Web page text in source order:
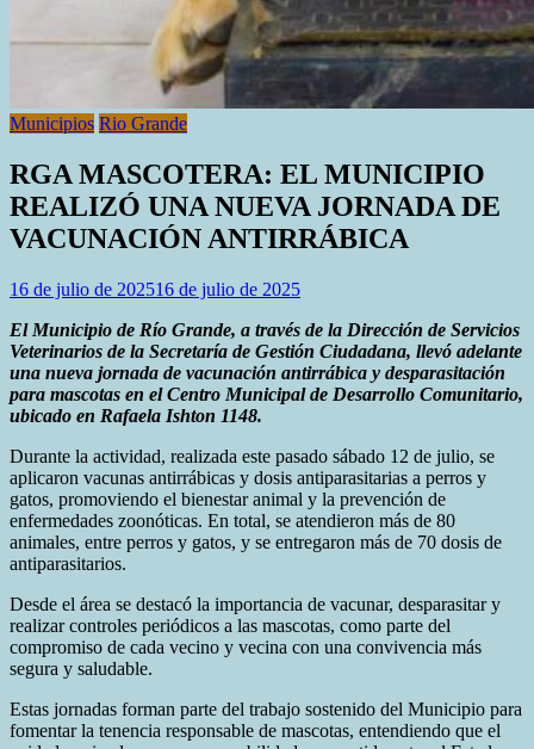
Municipios Rio Grande
RGA MASCOTERA: EL MUNICIPIO
REALIZÓ UNA NUEVA JORNADA DE
VACUNACIÓN ANTIRRÁBICA
16 de julio de 202516 de julio de 2025
El Municipio de Río Grande, a través de la Dirección de Servicios
Veterinarios de la Secretaría de Gestión Ciudadana, llevó adelante
una nueva jornada de vacunación antirrábica y desparasitación
para mascotas en el Centro Municipal de Desarrollo Comunitario,
ubicado en Rafaela Ishton 1148.
Durante la actividad, realizada este pasado sábado 12 de julio, se
aplicaron vacunas antirrábicas y dosis antiparasitarias a perros y
gatos, promoviendo el bienestar animal y la prevención de
enfermedades zoonóticas. En total, se atendieron más de 80
animales, entre perros y gatos, y se entregaron más de 70 dosis de
antiparasitarios.
Desde el área se destacó la importancia de vacunar, desparasitar y
realizar controles periódicos a las mascotas, como parte del
compromiso de cada vecino y vecina con una convivencia más
segura y saludable.
Estas jornadas forman parte del trabajo sostenido del Municipio para
fomentar la tenencia responsable de mascotas, entendiendo que el